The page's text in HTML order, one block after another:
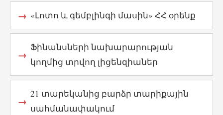
«Լոտո և գեմբլինգի մասին» ՀՀ օրենք
Ֆինանսների նախարարության
կողմից տրվող լիցենզիաներ
21 տարեկանից բարձր տարիքային
սահմանափակում